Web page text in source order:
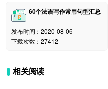
辽宁地区法语DELF-
天津地区法语DELF-DALF
60个法语写作常用句型汇总
发布时间：2020-08-06
下载次数：27412
相关阅读